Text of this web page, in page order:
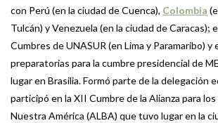
con Perú (en la ciudad de Cuenca), Colombia
Tulcán) y Venezuela (en la ciudad de Caracas);
Cumbres de UNASUR (en Lima y Paramaribo) y
preparatorias para la cumbre presidencial de
lugar en Brasilia. Formó parte de la delegación
participó en la XII Cumbre de la Alianza para
Nuestra América (ALBA) que tuvo lugar en la